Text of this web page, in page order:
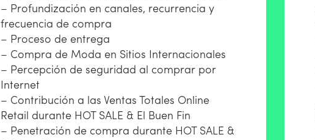
– Profundización en canales, recurrencia y
frecuencia de compra
– Proceso de entrega
– Compra de Moda en Sitios Internacionales
– Percepción de seguridad al comprar por
Internet
– Contribución a las Ventas Totales Online
Retail durante HOT SALE & El Buen Fin
– Penetración de compra durante HOT SALE &